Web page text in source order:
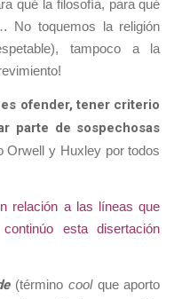
qué la filosofía, para qué
No toquemos la religión
tampoco a la
ofender, tener criterio
parte de sospechosas
Orwell y Huxley por todos
relación a las líneas que
esta disertación
(término cool que aporto